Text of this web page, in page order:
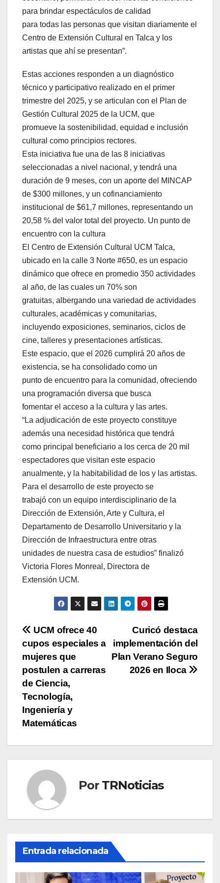
para brindar espectáculos de calidad
para todas las personas que visitan diariamente el
Centro de Extensión Cultural en Talca y los
artistas que ahí se presentan”.
Estas acciones responden a un diagnóstico
técnico y participativo realizado en el primer
trimestre del 2025, y se articulan con el Plan de
Gestión Cultural 2025 de la UCM, que
promueve la sostenibilidad, equidad e inclusión
cultural como principios rectores.
Esta iniciativa fue una de las 8 iniciativas
seleccionadas a nivel nacional, y tendrá una
duración de 9 meses, con un aporte del MINCAP
de $300 millones, y un cofinanciamiento
institucional de $61,7 millones, representando un
20,58 % del valor total del proyecto. Un punto de
encuentro con la cultura
El Centro de Extensión Cultural UCM Talca,
ubicado en la calle 3 Norte #650, es un espacio
dinámico que ofrece en promedio 350 actividades
al año, de las cuales un 70% son
gratuitas, albergando una variedad de actividades
culturales, académicas y comunitarias,
incluyendo exposiciones, seminarios, ciclos de
cine, talleres y presentaciones artísticas.
Este espacio, que el 2026 cumplirá 20 años de
existencia, se ha consolidado como un
punto de encuentro para la comunidad, ofreciendo
una programación diversa que busca
fomentar el acceso a la cultura y las artes.
“La adjudicación de este proyecto constituye
además una necesidad histórica que tendrá
como principal beneficiario a los cerca de 20 mil
espectadores que visitan este espacio
anualmente, y la habitabilidad de los y las artistas.
Para el desarrollo de este proyecto se
trabajó con un equipo interdisciplinario de la
Dirección de Extensión, Arte y Cultura, el
Departamento de Desarrollo Universitario y la
Dirección de Infraestructura entre otras
unidades de nuestra casa de estudios” finalizó
Victoria Flores Monreal, Directora de
Extensión UCM.
Navegación
de
entradas
Curicó destaca
implementación del
Plan Verano Seguro
2026 en Iloca
UCM ofrece 40
cupos especiales a
mujeres que
postulen a carreras
de Ciencia,
Tecnología,
Ingeniería y
Matemáticas
Por TRNoticias
Entrada relacionada